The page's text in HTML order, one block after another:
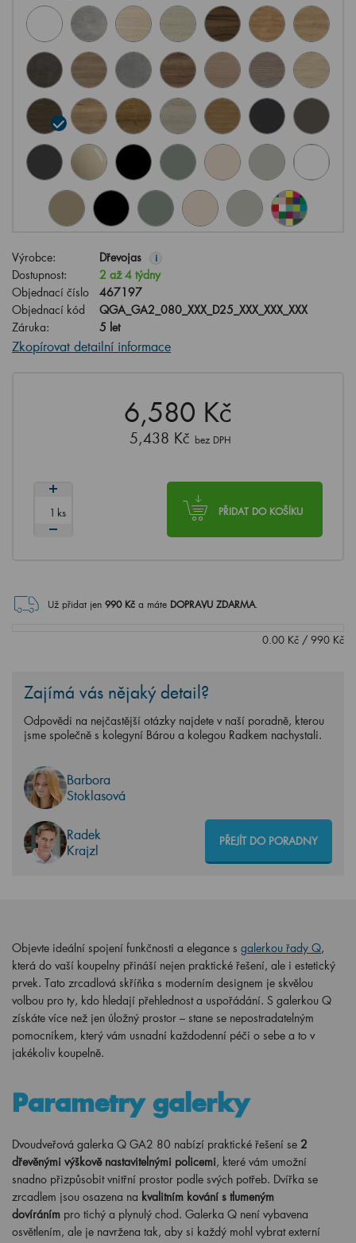
Výrobce: Dřevojas i
Dostupnost:
2 až 4 týdny
Objednací číslo
467197
Objednací kód
QGA_GA2_080_XXX_D25_XXX_XXX_XXX
Záruka:
5 let
Zkopírovat detailní informace
6,580 Kč
5,438 Kč bez DPH
PŘIDAT DO KOŠÍKU
ks
Už přidat jen 990Kč a máte DOPRAVU ZDARMA.
0.00 Kč / 990 Kč
Zajímá vás nějaký detail?
Odpovědi na nejčastější otázky najdete v naší poradně, kterou
jsme společně s kolegyní Bárou a kolegou Radkem nachystali.
Barbora
Stoklasová
Radek
Krajzl
PŘEJÍT DO PORADNY
Objevte ideální spojení funkčnosti a elegance s galerkou řady Q,
která do vaší koupelny přináší nejen praktické řešení, ale i estetický
prvek. Tato zrcadlová skříňka s moderním designem je skvělou
volbou pro ty, kdo hledají přehlednost a uspořádání. S galerkou Q
získáte více než jen úložný prostor – stane se nepostradatelným
pomocníkem, který vám usnadní každodenní péči o sebe a to v
jakékoliv koupelně.
Parametry galerky
Dvoudveřová galerka Q GA2 80 nabízí praktické řešení se 2
dřevěnými výškově nastavitelnými policemi, které vám umožní
snadno přizpůsobit vnitřní prostor podle svých potřeb. Dvířka se
zrcadlem jsou osazena na kvalitním kování s tlumeným
dovíráním pro tichý a plynulý chod. Galerka Q není vybavena
osvětlením, ale je navržena tak, aby si každý mohl vybrat externí